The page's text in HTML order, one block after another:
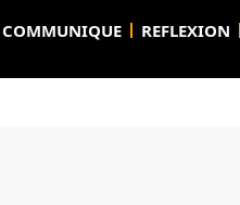
COMMUNIQUE REFLEXION